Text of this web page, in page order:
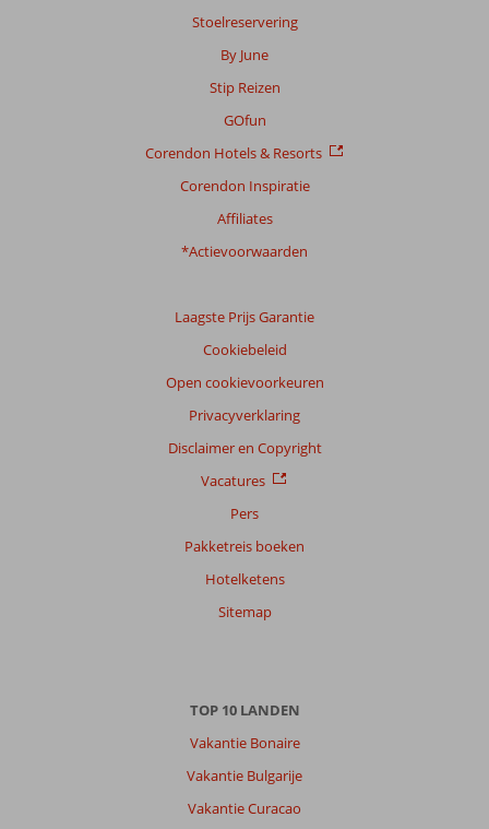
Stoelreservering
By June
Stip Reizen
GOfun
Corendon Hotels & Resorts
Corendon Inspiratie
Affiliates
*Actievoorwaarden
Laagste Prijs Garantie
Cookiebeleid
Open cookievoorkeuren
Privacyverklaring
Disclaimer en Copyright
Vacatures
Pers
Pakketreis boeken
Hotelketens
Sitemap
TOP 10 LANDEN
Vakantie Bonaire
Vakantie Bulgarije
Vakantie Curacao